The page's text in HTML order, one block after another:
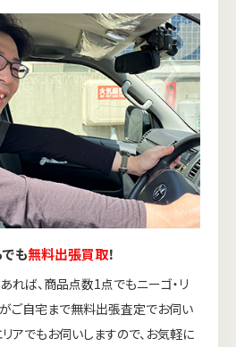
も無料出張買取！
れば、商品点数1点でもニーゴ・リ
ご自宅まで無料出張査定でお伺い
アでもお伺いしますので、お気軽に